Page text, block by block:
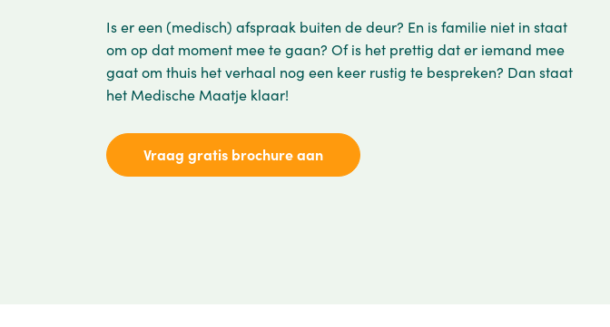
Is er een (medisch) afspraak buiten de deur? En is familie niet in staat
om op dat moment mee te gaan? Of is het prettig dat er iemand mee
gaat om thuis het verhaal nog een keer rustig te bespreken? Dan staat
het Medische Maatje klaar!
Vraag gratis brochure aan